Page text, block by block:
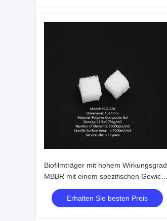
Biofilmträger mit hohem Wirkungsgrad
MBBR mit einem spezifischen Gewicht
von > 0,96 g/cm3 und einer effizienten
Fläche von > 500 m2/m3 für die
Abwasserbehandlung
Erhalten Sie besten Preis